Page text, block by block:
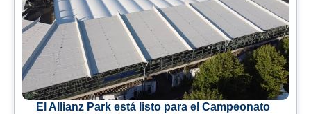
El Allianz Park está listo para el Campeonato